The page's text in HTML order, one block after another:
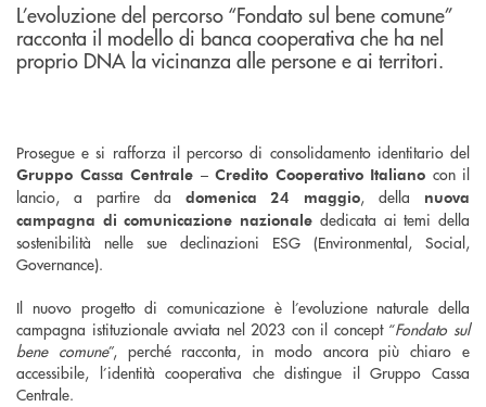
L’evoluzione del percorso “Fondato sul bene comune”
racconta il modello di banca cooperativa che ha nel
proprio DNA la vicinanza alle persone e ai territori.
Prosegue e si rafforza il percorso di consolidamento identitario del
Gruppo Cassa Centrale – Credito Cooperativo Italiano con il
lancio, a partire da domenica 24 maggio, della nuova
campagna di comunicazione nazionale dedicata ai temi della
sostenibilità nelle sue declinazioni ESG (Environmental, Social,
Governance).
Il nuovo progetto di comunicazione è l’evoluzione naturale della
campagna istituzionale avviata nel 2023 con il concept “Fondato sul
bene comune”, perché racconta, in modo ancora più chiaro e
accessibile, l’identità cooperativa che distingue il Gruppo Cassa
Centrale.